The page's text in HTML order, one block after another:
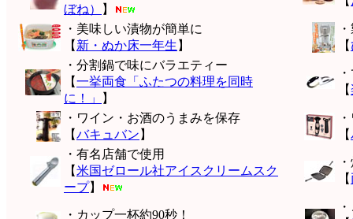
ぼね）
】
・美味しい漬物が簡単に
【 新・ぬか床一年生 】
【
・分割鍋で味にバラエティー
【一挙両食「ふたつの料理を同時
に！」
】
【
・ワイン・お酒のうまみを保存
【バキュバン 】
【
・有名店舗で使用
【米国ゼロール社アイスクリームスク
ープ】
【
・カップ一杯約90秒！